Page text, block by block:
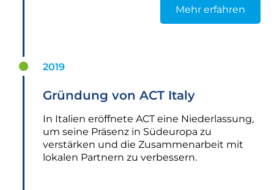
Mehr erfahren
2019
Gründung von ACT Italy
In Italien eröffnete ACT eine Niederlassung,
um seine Präsenz in Südeuropa zu
verstärken und die Zusammenarbeit mit
lokalen Partnern zu verbessern.